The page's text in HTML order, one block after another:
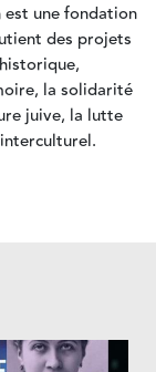
une fondation
des projets
la solidarité
juive, la lutte